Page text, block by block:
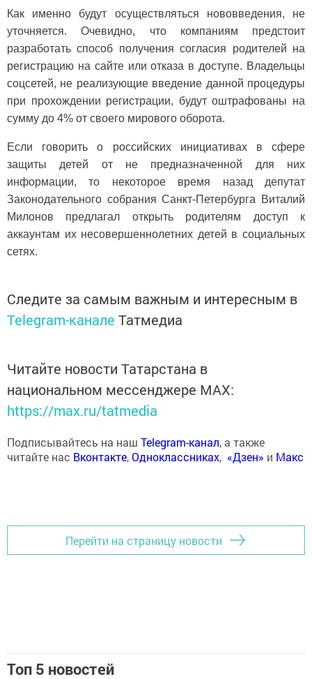
Как именно будут осуществляться нововведения, не
уточняется. Очевидно, что компаниям предстоит
разработать способ получения согласия родителей на
регистрацию на сайте или отказа в доступе. Владельцы
соцсетей, не реализующие введение данной процедуры
при прохождении регистрации, будут оштрафованы на
сумму до 4% от своего мирового оборота.
Если говорить о российских инициативах в сфере
защиты детей от не предназначенной для них
информации, то некоторое время назад депутат
Законодательного собрания Санкт-Петербурга Виталий
Милонов предлагал открыть родителям доступ к
аккаунтам их несовершеннолетних детей в социальных
сетях.
Следите за самым важным и интересным в
Telegram-канале Татмедиа
Читайте новости Татарстана в
национальном мессенджере MАХ:
https://max.ru/tatmedia
Подписывайтесь на наш Telegram-канал, а также
читайте нас Вконтакте,Одноклассниках, «Дзен» и Макс
Перейти на страницу новости
Топ 5 новостей